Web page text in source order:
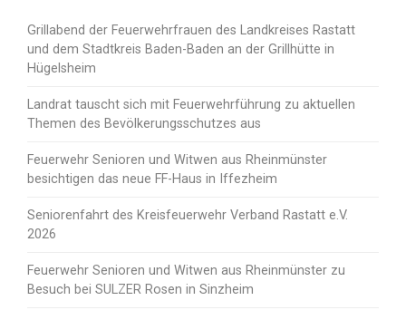
Grillabend der Feuerwehrfrauen des Landkreises Rastatt
und dem Stadtkreis Baden-Baden an der Grillhütte in
Hügelsheim
Landrat tauscht sich mit Feuerwehrführung zu aktuellen
Themen des Bevölkerungsschutzes aus
Feuerwehr Senioren und Witwen aus Rheinmünster
besichtigen das neue FF-Haus in Iffezheim
Seniorenfahrt des Kreisfeuerwehr Verband Rastatt e.V.
2026
Feuerwehr Senioren und Witwen aus Rheinmünster zu
Besuch bei SULZER Rosen in Sinzheim